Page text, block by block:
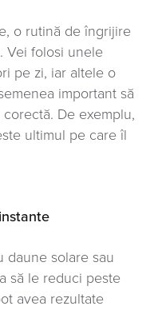
o rutină de îngrijire
Vei folosi unele
pe zi, iar altele o
important să
De exemplu,
ultimul pe care îl
daune solare sau
să le reduci peste
avea rezultate